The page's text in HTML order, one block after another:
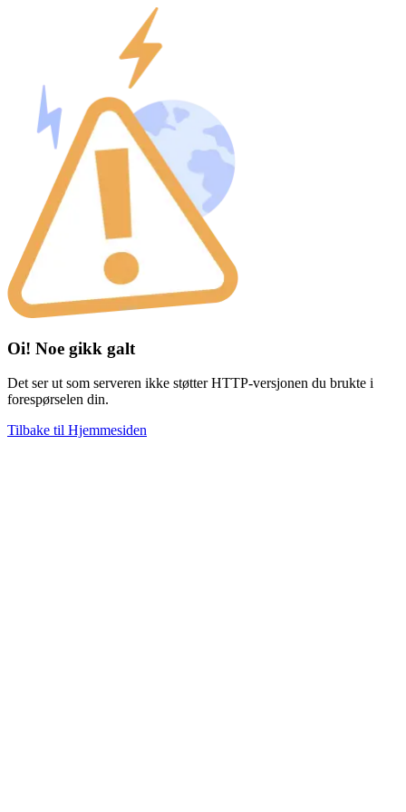
Oi! Noe gikk galt
Det ser ut som serveren ikke støtter HTTP-versjonen du brukte i
forespørselen din.
Tilbake til Hjemmesiden